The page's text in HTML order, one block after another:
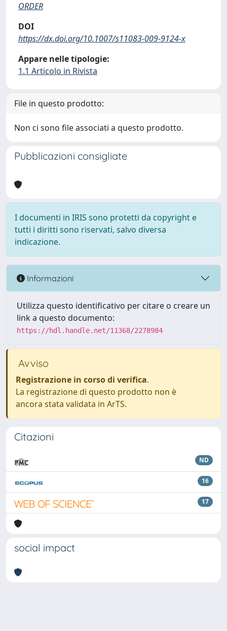
ORDER
DOI
https://dx.doi.org/10.1007/s11083-009-9124-x
Appare nelle tipologie:
1.1 Articolo in Rivista
File in questo prodotto:
Non ci sono file associati a questo prodotto.
Pubblicazioni consigliate
I documenti in IRIS sono protetti da copyright e
tutti i diritti sono riservati, salvo diversa
indicazione.
Informazioni
Utilizza questo identificativo per citare o creare un
link a questo documento:
https://hdl.handle.net/11368/2278984
Avviso
Registrazione in corso di verifica.
La registrazione di questo prodotto non è
ancora stata validata in ArTS.
Citazioni
ND
16
17
social impact